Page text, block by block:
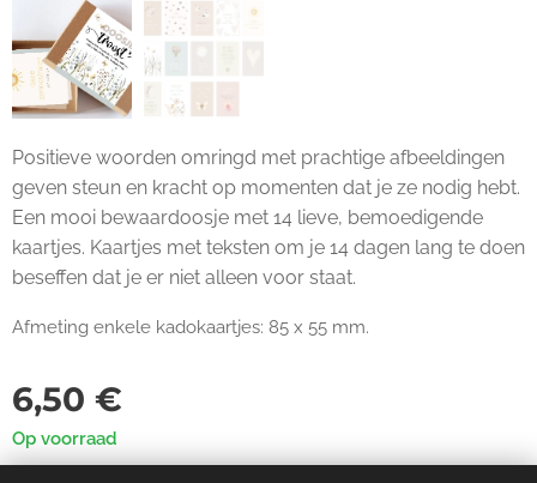
Positieve woorden omringd met prachtige afbeeldingen
geven steun en kracht op momenten dat je ze nodig hebt.
Een mooi bewaardoosje met 14 lieve, bemoedigende
kaartjes. Kaartjes met teksten om je 14 dagen lang te doen
beseffen dat je er niet alleen voor staat.
Afmeting enkele kadokaartjes: 85 x 55 mm.
6,50 €
Op voorraad